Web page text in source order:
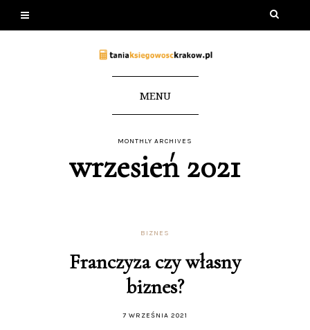
MENU
MONTHLY ARCHIVES
wrzesień 2021
BIZNES
Franczyza czy własny
biznes?
7 WRZEŚNIA 2021